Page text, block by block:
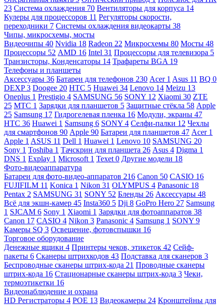
23 Система охлаждения 70 Вентиляторы для корпуса 14
Кулеры для процессоров 11 Регуляторы скорости,
переходники 7 Системы охлаждения видеокарты 38
Чипы, микросхемы, мосты
Видеочипы 40 Nvidia 18 Radeon 22 Микросхемы 80 Мосты 48
Процессоры 52 AMD 16 Intel 31 Процессоры для телевизора 5
Транзисторы, Конденсаторы 14 Трафареты BGA 19
Телефоны и планшеты
Аксессуары 36 Батареи для телефонов 230 Acer 1 Asus 11 BQ 0
DEXP3 Doogee 20 HTC 5 Huawei 34 Lenovo 14 Meizu 13
Oneplus 1 Prestigio 4 SAMSUNG 56 SONY 12 Xiaomi 30 ZTE
25 МТС 1 Зарядки для планшетов 5 Защитные стёкла 58 Apple
25 Samsung 17 Гидрогелевая пленка 16 Модули, экраны 47
HTC 36 Huawei 1 Samsung 6 SONY 4 Селфи-палки 12 Чехлы
для смартфонов 90 Apple 90 Батареи для планшетов 47 Acer 1
Apple 1 ASUS 11 Dell 1 Huawei 1 Lenovo 10 SAMSUNG 20
Sony 1 Toshiba 1 Тачскрин для планшета 26 Asus 4 Digma 1
DNS 1 Explay 1 Microsoft 1 Texet 0 Другие модели 18
Фото-видеоаппаратура
Батареи для фото-видео-аппаратов 216 Canon 50 CASIO 16
FUJIFILM 11 Konica 1 Nikon 31 OLYMPUS 4 Panasonic 18
Pentax 2 SAMSUNG 31 SONY 52 Бленды 26 Аксессуары 48
Всё для экшн-камер 45 Insta360 5 Dji 8 GoPro Hero 27 Samsung
1 SJCAM 6 Sony 1 Xiaomi 1 Зарядки для фотоаппаратов 38
Canon 17 CASIO 4 Nikon 3 Panasonic 4 Samsung 1 SONY 9
Камеры SQ 3 Освещение, фотовспышки 16
Торговое оборудование
Денежные ящики 4 Принтеры чеков, этикеток 42 Сейф-
пакеты 6 Сканеры штрихкодов 43 Подставка для сканеров 3
Беспроводные сканеры штрих-кода 21 Проводные сканеры
штрих-кода 16 Стационарные сканеры штрих-кода 3 Чеки,
термоэтикетки 16
Видеонаблюдение и охрана
HD Регистраторы 4 POE 13 Видеокамеры 24 Кронштейны для